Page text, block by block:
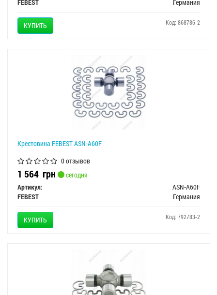
FEBEST
Германия
КУПИТЬ Код: 868786-2
Крестовина FEBEST ASN-A60F
0 отзывов
1 564 грн
сегодня
Артикул:
ASN-A60F
FEBEST
Германия
КУПИТЬ Код: 792783-2